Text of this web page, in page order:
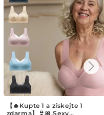
🏃‍♂️ Multifunkční fitness pás
Účinně spaluje tuk z břicha